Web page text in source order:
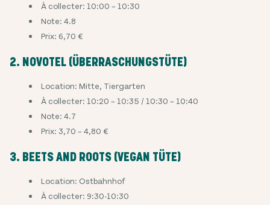
À collecter: 10:00 – 10:30
Note: 4.8
Prix: 6,70 €
2. NOVOTEL (ÜBERRASCHUNGSTÜTE)
Location: Mitte, Tiergarten
À collecter: 10:20 – 10:35 / 10:30 – 10:40
Note: 4.7
Prix: 3,70 – 4,80 €
3. BEETS AND ROOTS (VEGAN TÜTE)
Location: Ostbahnhof
À collecter: 9:30-10:30